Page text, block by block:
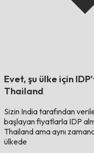
Evet, şu ülke için
Thailand
Sizin Indiatarafından
başlayan fiyatlarla IDP
Thailandama aynı
ülkede